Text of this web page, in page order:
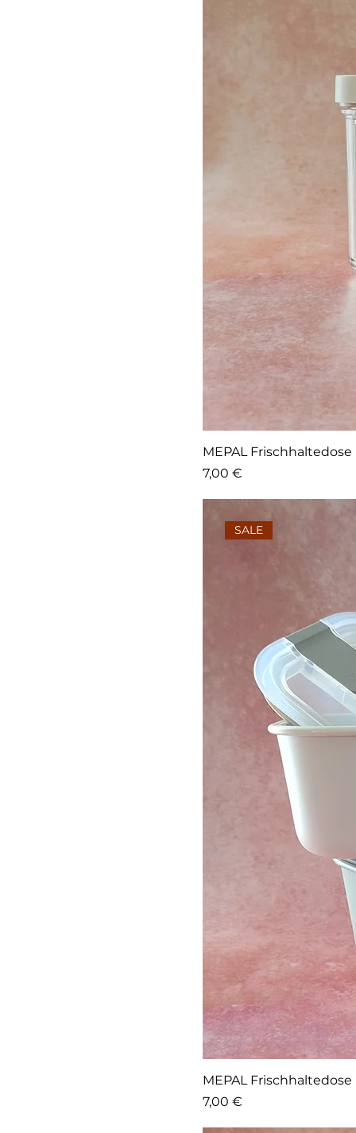
MEPAL Frischhaltedose
Preis
7,00 €
SALE
MEPAL Frischhaltedose
Preis
7,00 €